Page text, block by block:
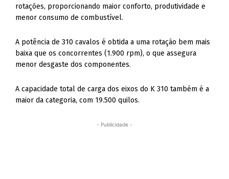
rotações, proporcionando maior conforto, produtividade e
menor consumo de combustível.
A potência de 310 cavalos é obtida a uma rotação bem mais
baixa que os concorrentes (1.900 rpm), o que assegura
menor desgaste dos componentes.
A capacidade total de carga dos eixos do K 310 também é a
maior da categoria, com 19.500 quilos.
- Publicidade -